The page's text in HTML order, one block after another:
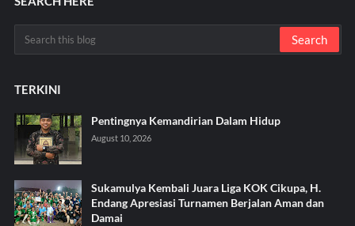
TERKINI
Pentingnya Kemandirian Dalam Hidup
August 10, 2026
Sukamulya Kembali Juara Liga KOK Cikupa, H.
Endang Apresiasi Turnamen Berjalan Aman dan
Damai